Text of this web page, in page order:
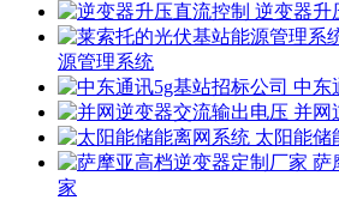
逆变器升
源管理系统
中东
并网
太阳能储
萨
家